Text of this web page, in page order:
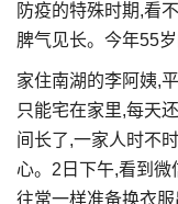
防疫的特殊时期,看
脾气见长。今年55
家住南湖的李阿姨,
只能宅在家里,每天
间长了,一家人时不
心。2日下午,看到微
往常一样准备换衣